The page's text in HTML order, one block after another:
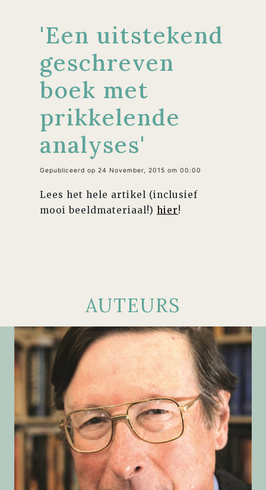
'Een uitstekend
geschreven
boek met
prikkelende
analyses'
Gepubliceerd op 24 November, 2015 om 00:00
Lees het hele artikel (inclusief
mooi beeldmateriaal!)hier!
AUTEURS